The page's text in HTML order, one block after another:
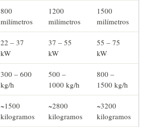
800
milímetros
1200
milímetros
1500
milímetros
22 – 37
kW
37 – 55
kW
55 – 75
kW
300 – 600
kg/h
500 –
1000 kg/h
800 –
1500 kg/h
~1500
kilogramos
~2800
kilogramos
~3200
kilogramos